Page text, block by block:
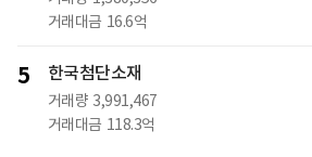
거래대금 16.6억
5 한국첨단소재
거래량 3,991,467
거래대금 118.3억